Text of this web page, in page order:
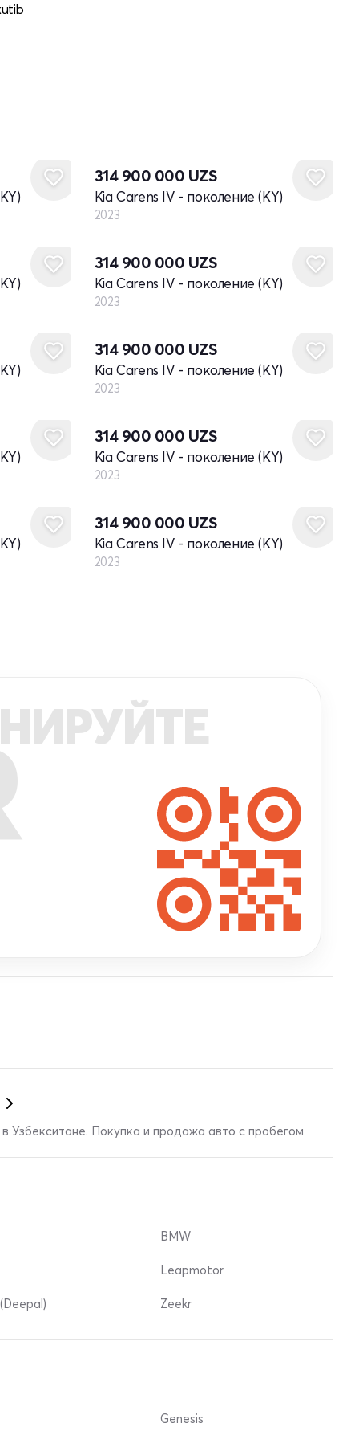
314 900 000 UZS
Kia Carens IV - поколение (KY)
2023
314 900 000 UZS
Kia Carens IV - поколение (KY)
2023
314 900 000 UZS
Kia Carens IV - поколение (KY)
2023
314 900 000 UZS
Kia Carens IV - поколение (KY)
2023
314 900 000 UZS
Kia Carens IV - поколение (KY)
2023
Узбекситане. Покупка и продажа авто с пробегом
BMW
Leapmotor
Zeekr
Genesis